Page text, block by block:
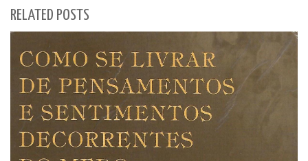
RELATED POSTS